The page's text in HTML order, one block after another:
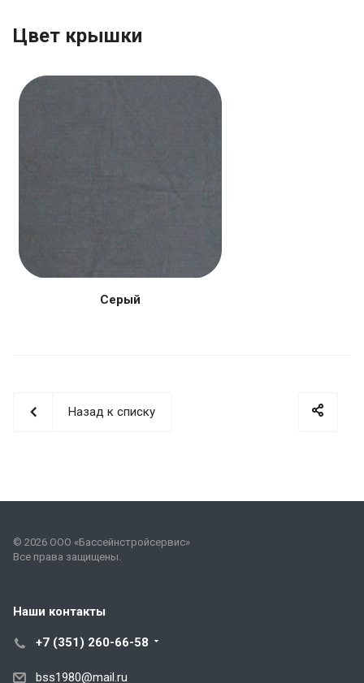
Цвет крышки
Серый
Назад к списку
© 2026 ООО «Бассейнстройсервис»
Все права защищены.
Наши контакты
+7 (351) 260-66-58
bss1980@mail.ru